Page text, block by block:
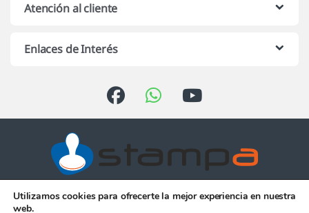
Atención al cliente
Enlaces de Interés
Atención telefónica de 10:00 h.
Utilizamos cookies para ofrecerte la mejor experiencia en nuestra
web.